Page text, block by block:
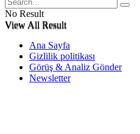
View All Result
No Result
View All Result
Ana Sayfa
Gizlilik politikası
Görüş & Analiz Gönder
Newsletter